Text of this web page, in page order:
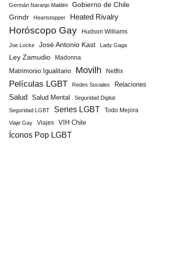
Germán Naranjo Maldini
Gobierno de Chile
Grindr
Heartstopper Heated Rivalry
Horóscopo Gay Hudson Williams
Joe Locke José Antonio Kast Lady Gaga
Ley Zamudio Madonna
Matrimonio Igualitario Movilh Netflix
Películas LGBT Redes Sociales Relaciones
Salud Salud Mental Seguridad Digital
Seguridad LGBT Series LGBT Todo Mejora
Viaje Gay Viajes VIH Chile
Íconos Pop LGBT